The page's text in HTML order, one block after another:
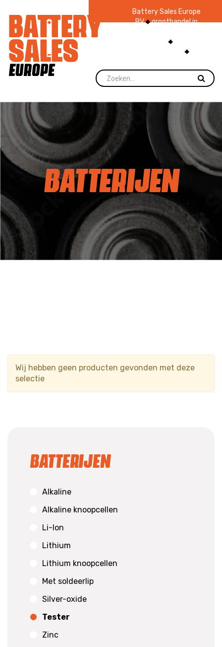
Battery Sales Europe
BV groothandel in
zaklampen Ruim 48
jaar ervaring
voorraad.
BATTERIJEN
Wij hebben geen producten gevonden met deze
selectie
Batterijen
Alkaline
Alkaline knoopcellen
Li-Ion
Lithium
Lithium knoopcellen
Met soldeerlip
Silver-oxide
Tester
Zinc